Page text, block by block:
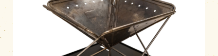
お知らせ